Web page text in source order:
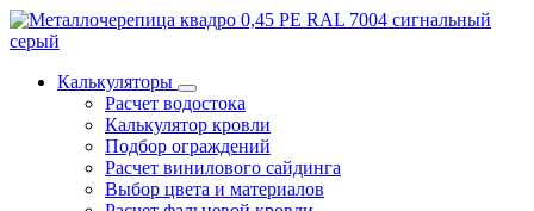
Калькуляторы
Расчет водостока
Калькулятор кровли
Подбор ограждений
Расчет винилового сайдинга
Выбор цвета и материалов